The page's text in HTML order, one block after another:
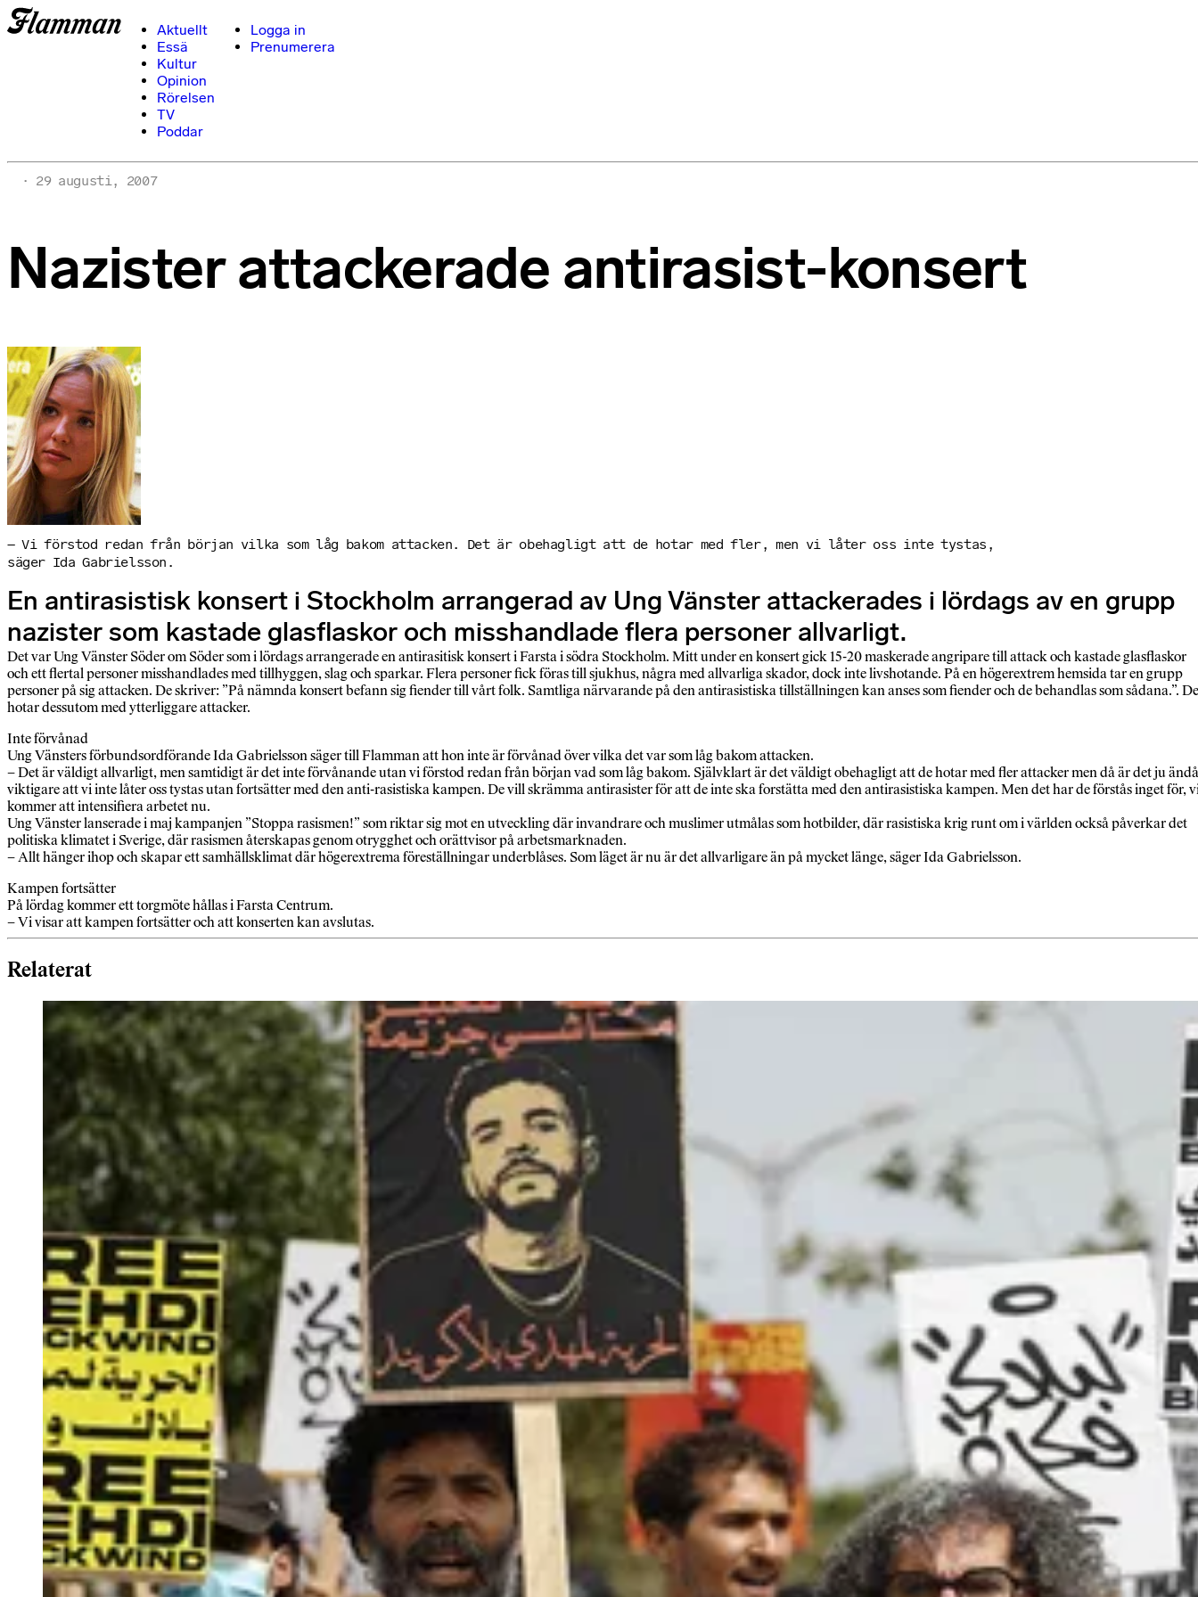
Aktuellt
Essä
Kultur
Opinion
Rörelsen
TV
Poddar
Logga in
Prenumerera
29 augusti, 2007
Nazister attackerade antirasist-konsert
– Vi förstod redan från början vilka som låg bakom attacken. Det är obehagligt att de hotar med fler, men vi låter oss inte tystas,
säger Ida Gabrielsson.
En antirasistisk konsert i Stockholm arrangerad av Ung Vänster attackerades i lördags av en grupp
nazister som kastade glasflaskor och misshandlade flera personer allvarligt.
Det var Ung Vänster Söder om Söder som i lördags arrangerade en antirasitisk konsert i Farsta i södra Stockholm. Mitt under en konsert gick 15-20 maskerade angripare till attack och kastade glasflaskor
och ett flertal personer misshandlades med tillhyggen, slag och sparkar. Flera personer fick föras till sjukhus, några med allvarliga skador, dock inte livshotande. På en högerextrem hemsida tar en grupp
personer på sig attacken. De skriver: ”På nämnda konsert befann sig fiender till vårt folk. Samtliga närvarande på den antirasistiska tillställningen kan anses som fiender och de behandlas som sådana.”. De
hotar dessutom med ytterliggare attacker.
Inte förvånad
Ung Vänsters förbundsordförande Ida Gabrielsson säger till Flamman att hon inte är förvånad över vilka det var som låg bakom attacken.
– Det är väldigt allvarligt, men samtidigt är det inte förvånande utan vi förstod redan från början vad som låg bakom. Självklart är det väldigt obehagligt att de hotar med fler attacker men då är det ju ändå
viktigare att vi inte låter oss tystas utan fortsätter med den anti-rasistiska kampen. De vill skrämma antirasister för att de inte ska forstätta med den antirasistiska kampen. Men det har de förstås inget för,
kommer att intensifiera arbetet nu.
Ung Vänster lanserade i maj kampanjen ”Stoppa rasismen!” som riktar sig mot en utveckling där invandrare och muslimer utmålas som hotbilder, där rasistiska krig runt om i världen också påverkar det
politiska klimatet i Sverige, där rasismen återskapas genom otrygghet och orättvisor på arbetsmarknaden.
– Allt hänger ihop och skapar ett samhällsklimat där högerextrema föreställningar underblåses. Som läget är nu är det allvarligare än på mycket länge, säger Ida Gabrielsson.
Kampen fortsätter
På lördag kommer ett torgmöte hållas i Farsta Centrum.
– Vi visar att kampen fortsätter och att konserten kan avslutas.
Relaterat